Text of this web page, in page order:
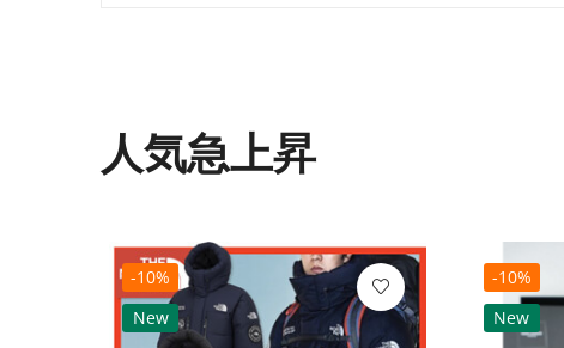
人気急上昇
-10%
New
-10%
New